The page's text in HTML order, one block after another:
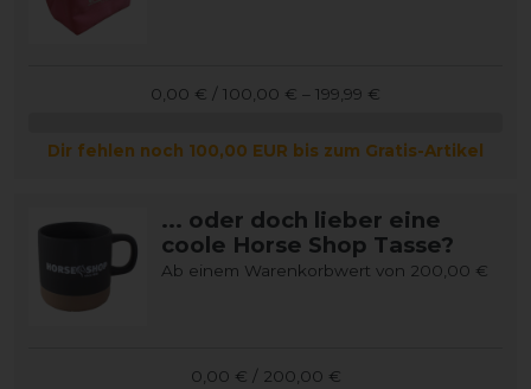
0,00 € / 100,00 € – 199,99 €
Dir fehlen noch 100,00 EUR bis zum Gratis-Artikel
... oder doch lieber eine
coole Horse Shop Tasse?
Ab einem Warenkorbwert von 200,00 €
0,00 € / 200,00 €